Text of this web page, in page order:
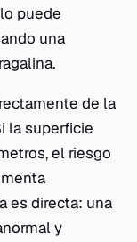
puede
una
de la
la superficie
el riesgo
es directa: una
y